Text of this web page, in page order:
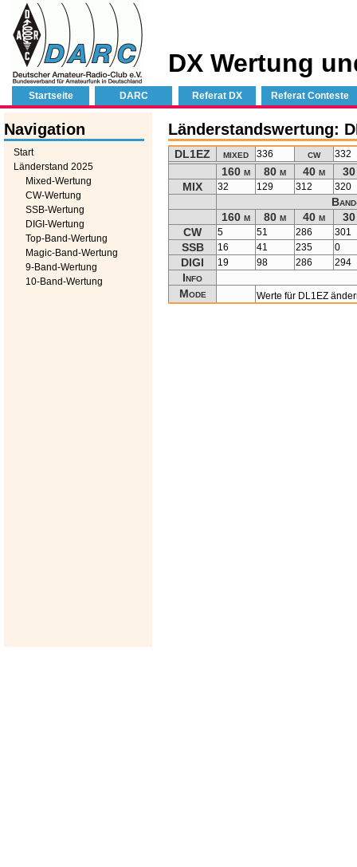
DX Wertung
Startseite DARC Referat DX Referat Conteste
Navigation
Start
Länderstand 2025
Mixed-Wertung
CW-Wertung
SSB-Wertung
DIGI-Wertung
Top-Band-Wertung
Magic-Band-Wertung
9-Band-Wertung
10-Band-Wertung
Länderstandswertung:
DL1EZ mixed 336 cw 332
160 m 80 m 40 m
30
MIX
32 129 312 320
160 m
80 m 40 m
30
CW
5 51 286 301
SSB 16 41 235 0
DIGI 19 98 286 294
Info
Mode
Werte für DL1EZ